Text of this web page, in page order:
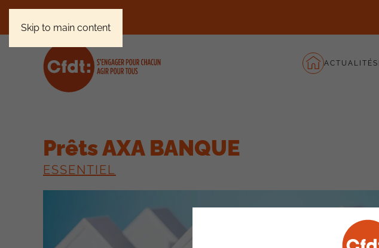
Skip to main content
ACTUALITÉS
Prêts AXA BANQUE
ESSENTIEL